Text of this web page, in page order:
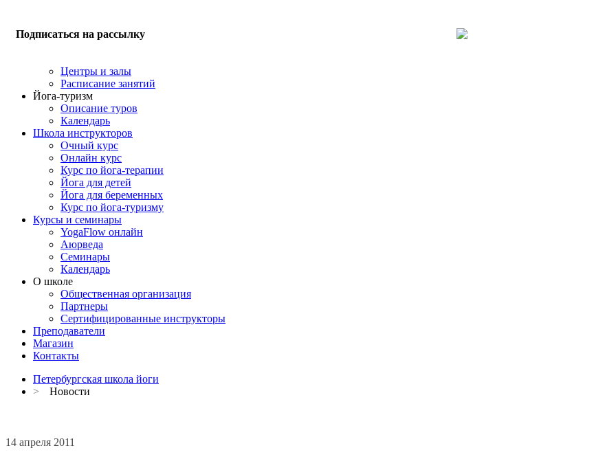
Подписаться на рассылку
Центры и залы
Расписание занятий
Йога-туризм
Описание туров
Календарь
Школа инструкторов
Очный курс
Онлайн курс
Курс по йога-терапии
Йога для детей
Йога для беременных
Курс по йога-туризму
Курсы и семинары
YogaFlow онлайн
Аюрведа
Семинары
Календарь
О школе
Общественная организация
Партнеры
Сертифицированные инструкторы
Преподаватели
Магазин
Контакты
Петербургская школа йоги
>
Новости
14 апреля 2011